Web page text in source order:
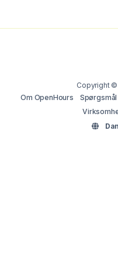
Copyright
Om OpenHours